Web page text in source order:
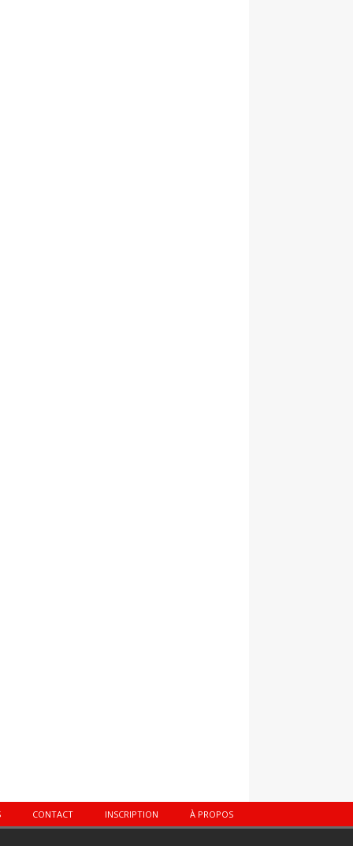
CONTACT INSCRIPTION À PROPOS